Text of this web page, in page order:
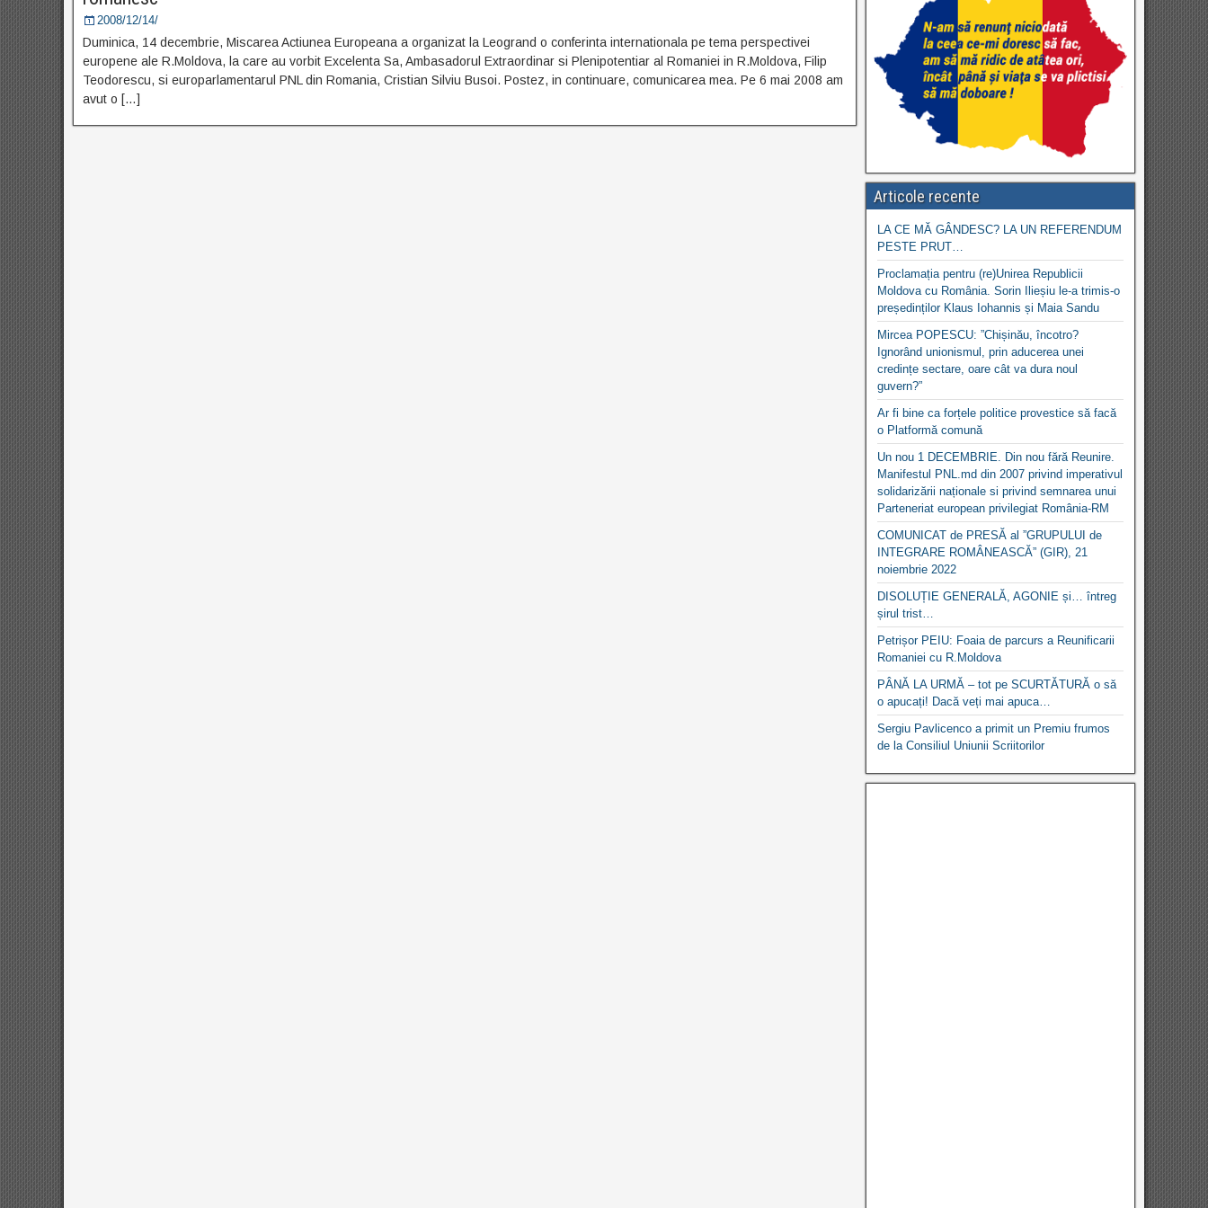
2008/12/14/
Duminica, 14 decembrie, Miscarea Actiunea Europeana a organizat la Leogrand o conferinta internationala pe tema perspectivei
europene ale R.Moldova, la care au vorbit Excelenta Sa, Ambasadorul Extraordinar si Plenipotentiar al Romaniei in R.Moldova, Filip
Teodorescu, si europarlamentarul PNL din Romania, Cristian Silviu Busoi. Postez, in continuare, comunicarea mea. Pe 6 mai 2008 am
avut o […]
Articole recente
LA CE MĂ GÂNDESC? LA UN REFERENDUM
PESTE PRUT…
Proclamația pentru (re)Unirea Republicii
Moldova cu România. Sorin Ilieșiu le-a trimis-o
președinților Klaus Iohannis și Maia Sandu
Mircea POPESCU: ”Chișinău, încotro?
Ignorând unionismul, prin aducerea unei
credințe sectare, oare cât va dura noul
guvern?”
Ar fi bine ca forțele politice provestice să facă
o Platformă comună
Un nou 1 DECEMBRIE. Din nou fără Reunire.
Manifestul PNL.md din 2007 privind imperativul
solidarizării naționale si privind semnarea unui
Parteneriat european privilegiat România-RM
COMUNICAT de PRESĂ al ”GRUPULUI de
INTEGRARE ROMÂNEASCĂ” (GIR), 21
noiembrie 2022
DISOLUȚIE GENERALĂ, AGONIE și… întreg
șirul trist…
Petrișor PEIU: Foaia de parcurs a Reunificarii
Romaniei cu R.Moldova
PÂNĂ LA URMĂ – tot pe SCURTĂTURĂ o să
o apucați! Dacă veți mai apuca…
Sergiu Pavlicenco a primit un Premiu frumos
de la Consiliul Uniunii Scriitorilor